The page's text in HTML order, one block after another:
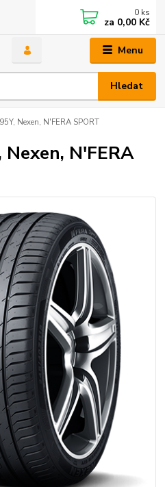
Menu
Hledat
0 ks
za 0,00 Kč
Nexen, N'FERA SPORT
N'FERA